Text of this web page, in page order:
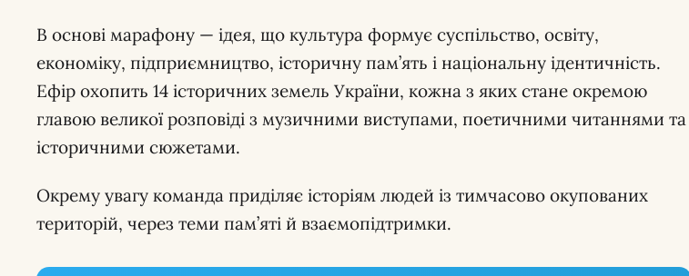
В основі марафону — ідея, що культура формує суспільство, освіту,
економіку, підприємництво, історичну пам’ять і національну ідентичність.
Ефір охопить 14 історичних земель України, кожна з яких стане окремою
главою великої розповіді з музичними виступами, поетичними читаннями та
історичними сюжетами.
Окрему увагу команда приділяє історіям людей із тимчасово окупованих
територій, через теми пам’яті й взаємопідтримки.